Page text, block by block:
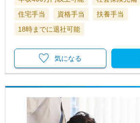
住宅手当
資格手当
扶養手当
18時までに退社可能
気になる